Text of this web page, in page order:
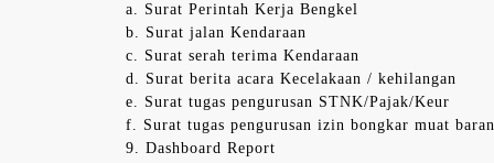
a. Surat Perintah Kerja Bengkel
b. Surat jalan Kendaraan
c. Surat serah terima Kendaraan
d. Surat berita acara Kecelakaan / kehilangan
e. Surat tugas pengurusan STNK/Pajak/Keur
f. Surat tugas pengurusan izin bongkar muat
9. Dashboard Report